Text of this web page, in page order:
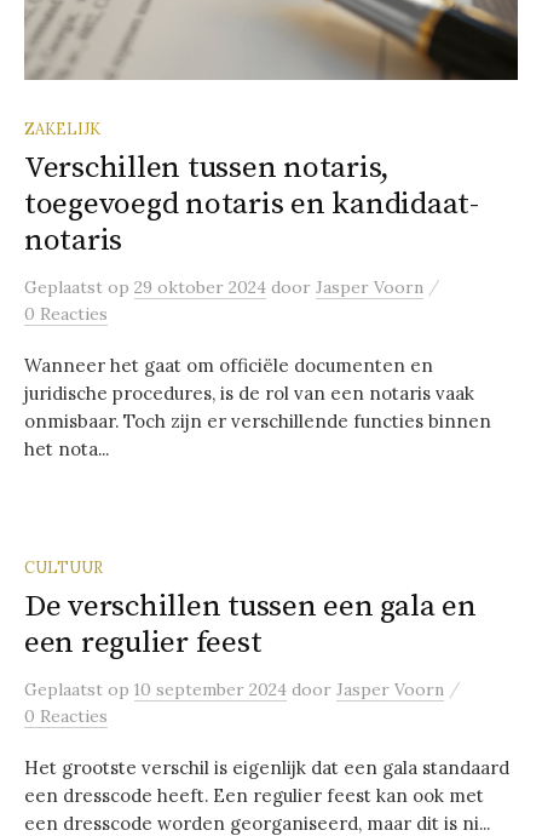
ZAKELIJK
Verschillen tussen notaris,
toegevoegd notaris en kandidaat-
notaris
Geplaatst op 29 oktober 2024 door Jasper Voorn /
0 Reacties
Wanneer het gaat om officiële documenten en
juridische procedures, is de rol van een notaris vaak
onmisbaar. Toch zijn er verschillende functies binnen
het nota...
CULTUUR
De verschillen tussen een gala en
een regulier feest
Geplaatst op 10 september 2024 door Jasper Voorn /
0 Reacties
Het grootste verschil is eigenlijk dat een gala standaard
een dresscode heeft. Een regulier feest kan ook met
een dresscode worden georganiseerd, maar dit is ni...